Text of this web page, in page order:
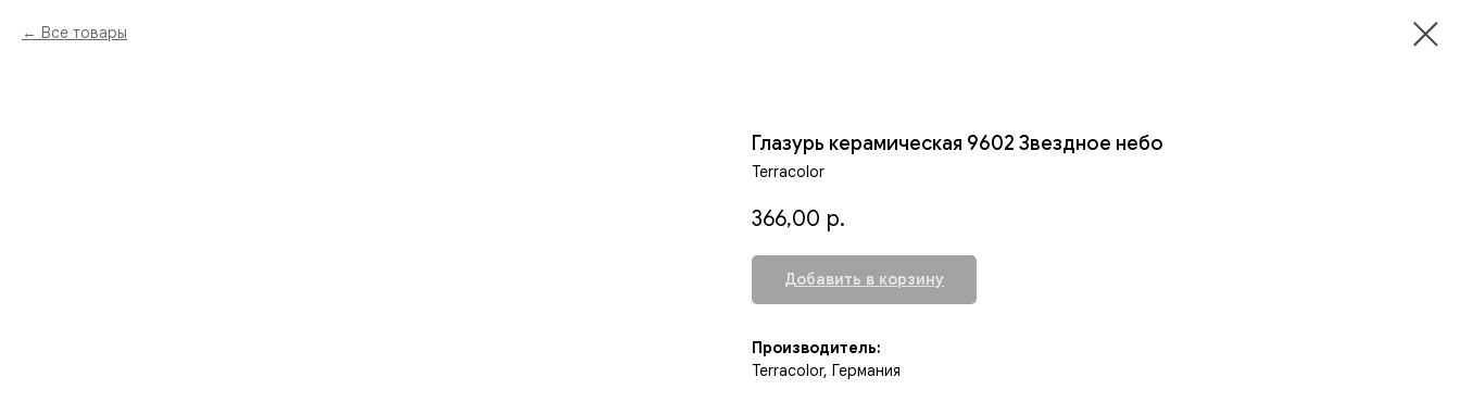
Все товары
Глазурь керамическая 9602 Звездное небо
Terracolor
366,00 р.
Добавить в корзину
Производитель:
Terracolor, Германия